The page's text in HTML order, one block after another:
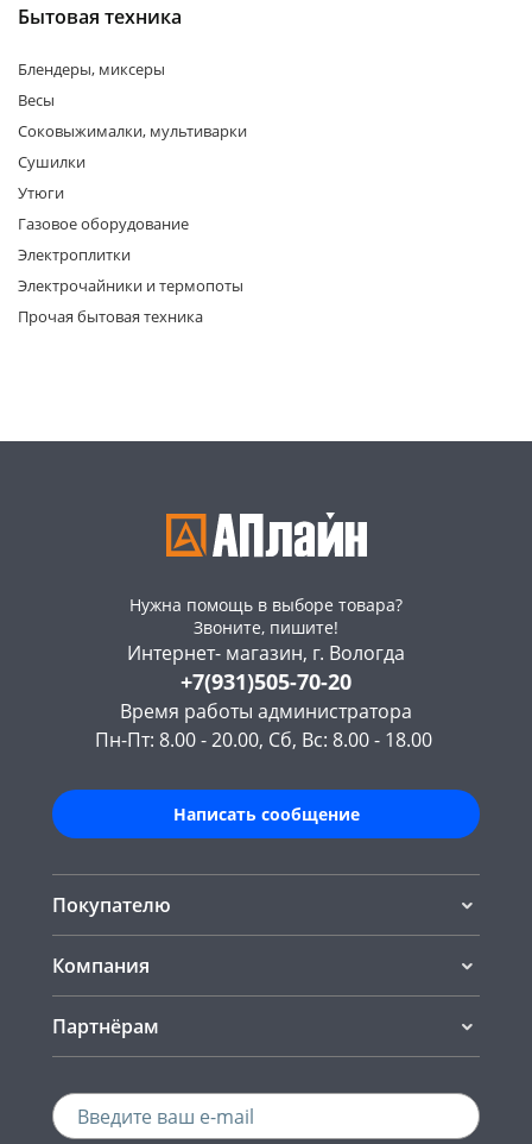
Бытовая техника
Блендеры, миксеры
Весы
Соковыжималки, мультиварки
Сушилки
Утюги
Газовое оборудование
Электроплитки
Электрочайники и термопоты
Прочая бытовая техника
Нужна помощь в выборе товара?
Звоните, пишите!
Интернет- магазин, г. Вологда
+7(931)505-70-20
Время работы администратора
Пн-Пт: 8.00 - 20.00, Сб, Вс: 8.00 - 18.00
Написать сообщение
Покупателю
Компания
Партнёрам